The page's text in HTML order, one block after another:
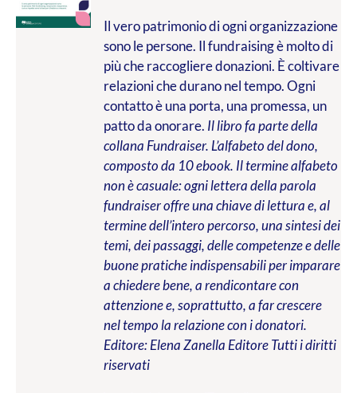
Il vero patrimonio di ogni organizzazione
sono le persone. Il fundraising è molto di
più che raccogliere donazioni. È coltivare
relazioni che durano nel tempo. Ogni
contatto è una porta, una promessa, un
patto da onorare. Il libro fa parte della
collana Fundraiser. L’alfabeto del dono,
composto da 10 ebook. Il termine alfabeto
non è casuale: ogni lettera della parola
fundraiser offre una chiave di lettura e, al
termine dell’intero percorso, una sintesi dei
temi, dei passaggi, delle competenze e delle
buone pratiche indispensabili per imparare
a chiedere bene, a rendicontare con
attenzione e, soprattutto, a far crescere
nel tempo la relazione con i donatori.
Editore: Elena Zanella EditoreTutti i diritti
riservati